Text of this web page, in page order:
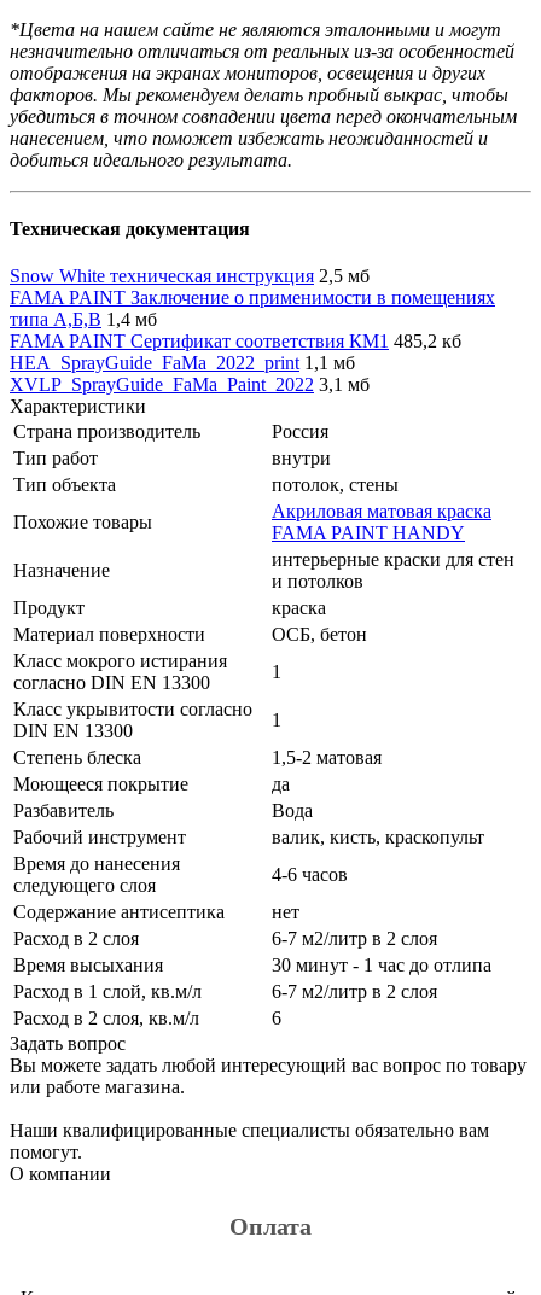
*Цвета на нашем сайте не являются эталонными и могут
незначительно отличаться от реальных из-за особенностей
отображения на экранах мониторов, освещения и других
факторов. Мы рекомендуем делать пробный выкрас, чтобы
убедиться в точном совпадении цвета перед окончательным
нанесением, что поможет избежать неожиданностей и
добиться идеального результата.
Техническая документация
Snow White техническая инструкция 2,5 мб
FAMA PAINT Заключение о применимости в помещениях
типа А,Б,В 1,4 мб
FAMA PAINT Сертификат соответствия КМ1 485,2 кб
HEA_SprayGuide_FaMa_2022_print 1,1 мб
XVLP_SprayGuide_FaMa_Paint_2022 3,1 мб
Характеристики
Страна производитель
Россия
Тип работ
внутри
Тип объекта
потолок, стены
Похожие товары
Акриловая матовая краска
FAMA PAINT HANDY
Назначение
интерьерные краски для стен
и потолков
Продукт
краска
Материал поверхности
ОСБ, бетон
Класс мокрого истирания
согласно DIN EN 13300
1
Класс укрывитости согласно
DIN EN 13300
1
Степень блеска
1,5-2 матовая
Моющееся покрытие
да
Разбавитель
Вода
Рабочий инструмент
валик, кисть, краскопульт
Время до нанесения
следующего слоя
4-6 часов
Содержание антисептика
нет
Расход в 2 слоя
6-7 м2/литр в 2 слоя
Время высыхания
30 минут - 1 час до отлипа
Расход в 1 слой, кв.м/л
6-7 м2/литр в 2 слоя
Расход в 2 слоя, кв.м/л
6
Задать вопрос
Вы можете задать любой интересующий вас вопрос по товару
или работе магазина.
Наши квалифицированные специалисты обязательно вам
помогут.
О компании
Оплата